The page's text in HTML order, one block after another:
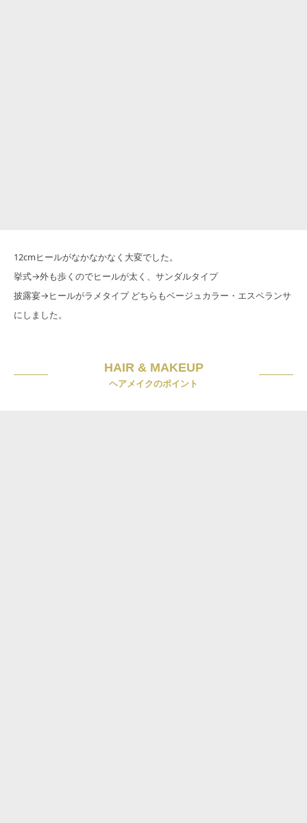
12cmヒールがなかなかなく大変でした。
挙式→外も歩くのでヒールが太く、サンダルタイプ
披露宴→ヒールがラメタイプ どちらもベージュカラー・エスペランサ
にしました。
HAIR & MAKEUP
ヘアメイクのポイント